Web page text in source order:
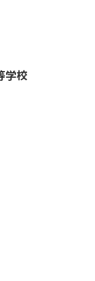
学校